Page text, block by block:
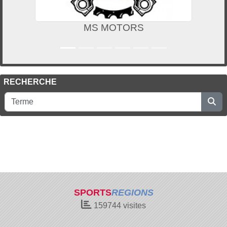
MS MOTORS
RECHERCHE
SPORTSREGIONS
159744 visites